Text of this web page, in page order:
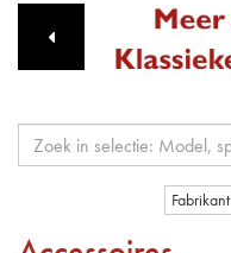
Fabrikant